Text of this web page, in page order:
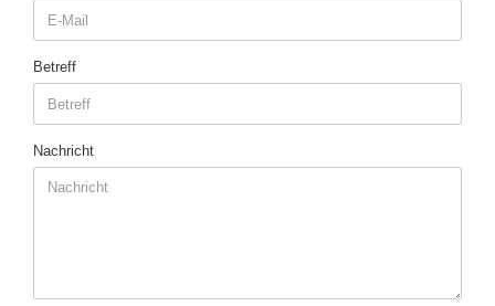
Betreff
Nachricht